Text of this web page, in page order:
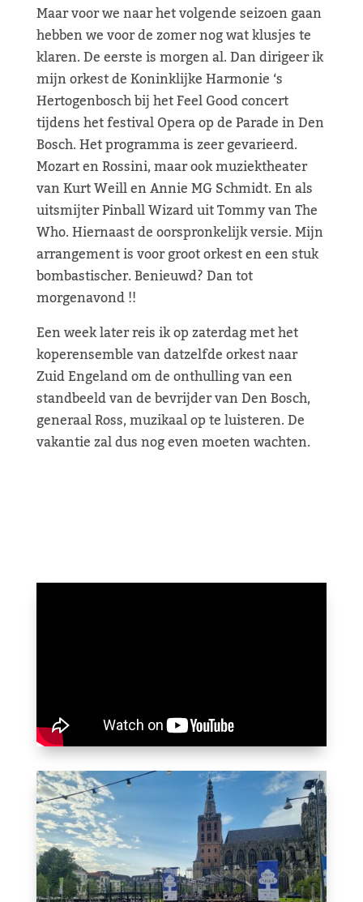
Maar voor we naar het volgende seizoen gaan
hebben we voor de zomer nog wat klusjes te
klaren. De eerste is morgen al. Dan dirigeer ik
mijn orkest de Koninklijke Harmonie ‘s
Hertogenbosch bij het Feel Good concert
tijdens het festival Opera op de Parade in Den
Bosch. Het programma is zeer gevarieerd.
Mozart en Rossini, maar ook muziektheater
van Kurt Weill en Annie MG Schmidt. En als
uitsmijter Pinball Wizard uit Tommy van The
Who. Hiernaast de oorspronkelijk versie. Mijn
arrangement is voor groot orkest en een stuk
bombastischer. Benieuwd? Dan tot
morgenavond !!
Een week later reis ik op zaterdag met het
koperensemble van datzelfde orkest naar
Zuid Engeland om de onthulling van een
standbeeld van de bevrijder van Den Bosch,
generaal Ross, muzikaal op te luisteren. De
vakantie zal dus nog even moeten wachten.